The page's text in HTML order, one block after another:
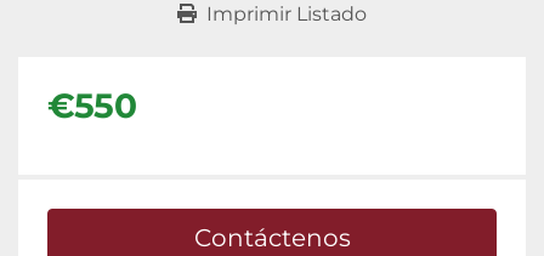
Imprimir Listado
€550
Contáctenos